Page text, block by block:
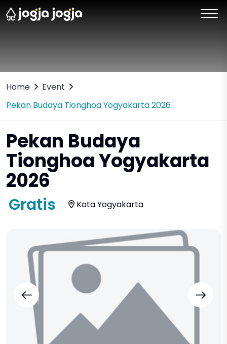
Home
Event
Pekan Budaya Tionghoa Yogyakarta 2026
Pekan Budaya
Tionghoa Yogyakarta
2026
Gratis Kota Yogyakarta